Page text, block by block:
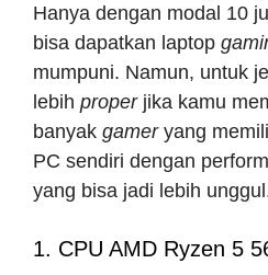
Hanya dengan modal 10
bisa dapatkan laptop
mumpuni. Namun, untuk
lebih properjika kamu
banyak gameryang
PC sendiri dengan
yang bisa jadi lebih
1. CPU AMD Ryzen 5